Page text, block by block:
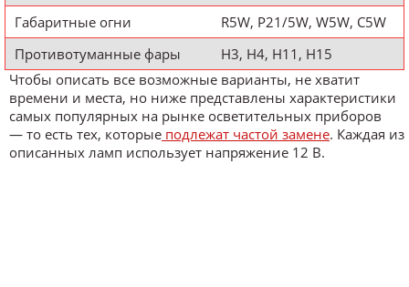
Габаритные огни
R5W, P21/5W, W5W, C5W
Противотуманные фары
H3, H4, H11, H15
Чтобы описать все возможные варианты, не хватит
времени и места, но ниже представлены характеристики
самых популярных на рынке осветительных приборов
— то есть тех, которые подлежат частой замене. Каждая из
описанных ламп использует напряжение 12 В.